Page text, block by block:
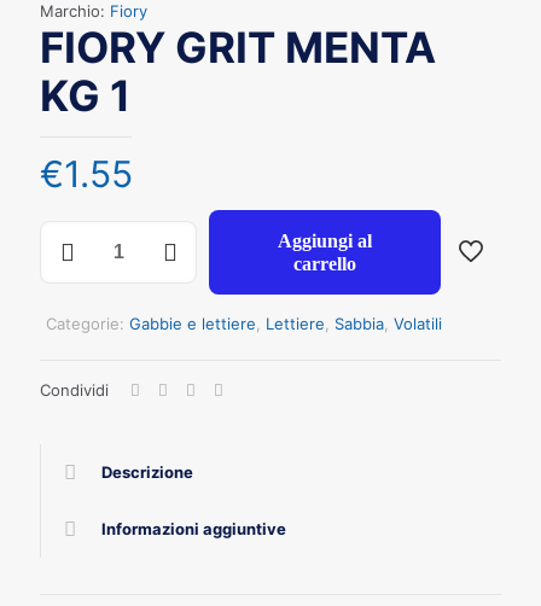
Marchio: Fiory
FIORY GRIT MENTA
KG 1
€1.55
Aggiungi al
carrello
Categorie: Gabbie e lettiere Lettiere Sabbia Volatili
Condividi
Descrizione
Informazioni aggiuntive